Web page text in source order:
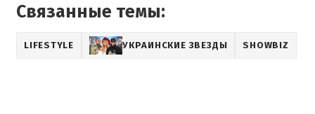
Связанные темы:
LIFESTYLE УКРАИНСКИЕ ЗВЕЗДЫ SHOWBIZ